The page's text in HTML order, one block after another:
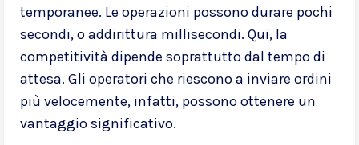
temporanee. Le operazioni possono durare pochi
secondi, o addirittura millisecondi. Qui, la
competitività dipende soprattutto dal tempo di
attesa. Gli operatori che riescono a inviare ordini
più velocemente, infatti, possono ottenere un
vantaggio significativo.